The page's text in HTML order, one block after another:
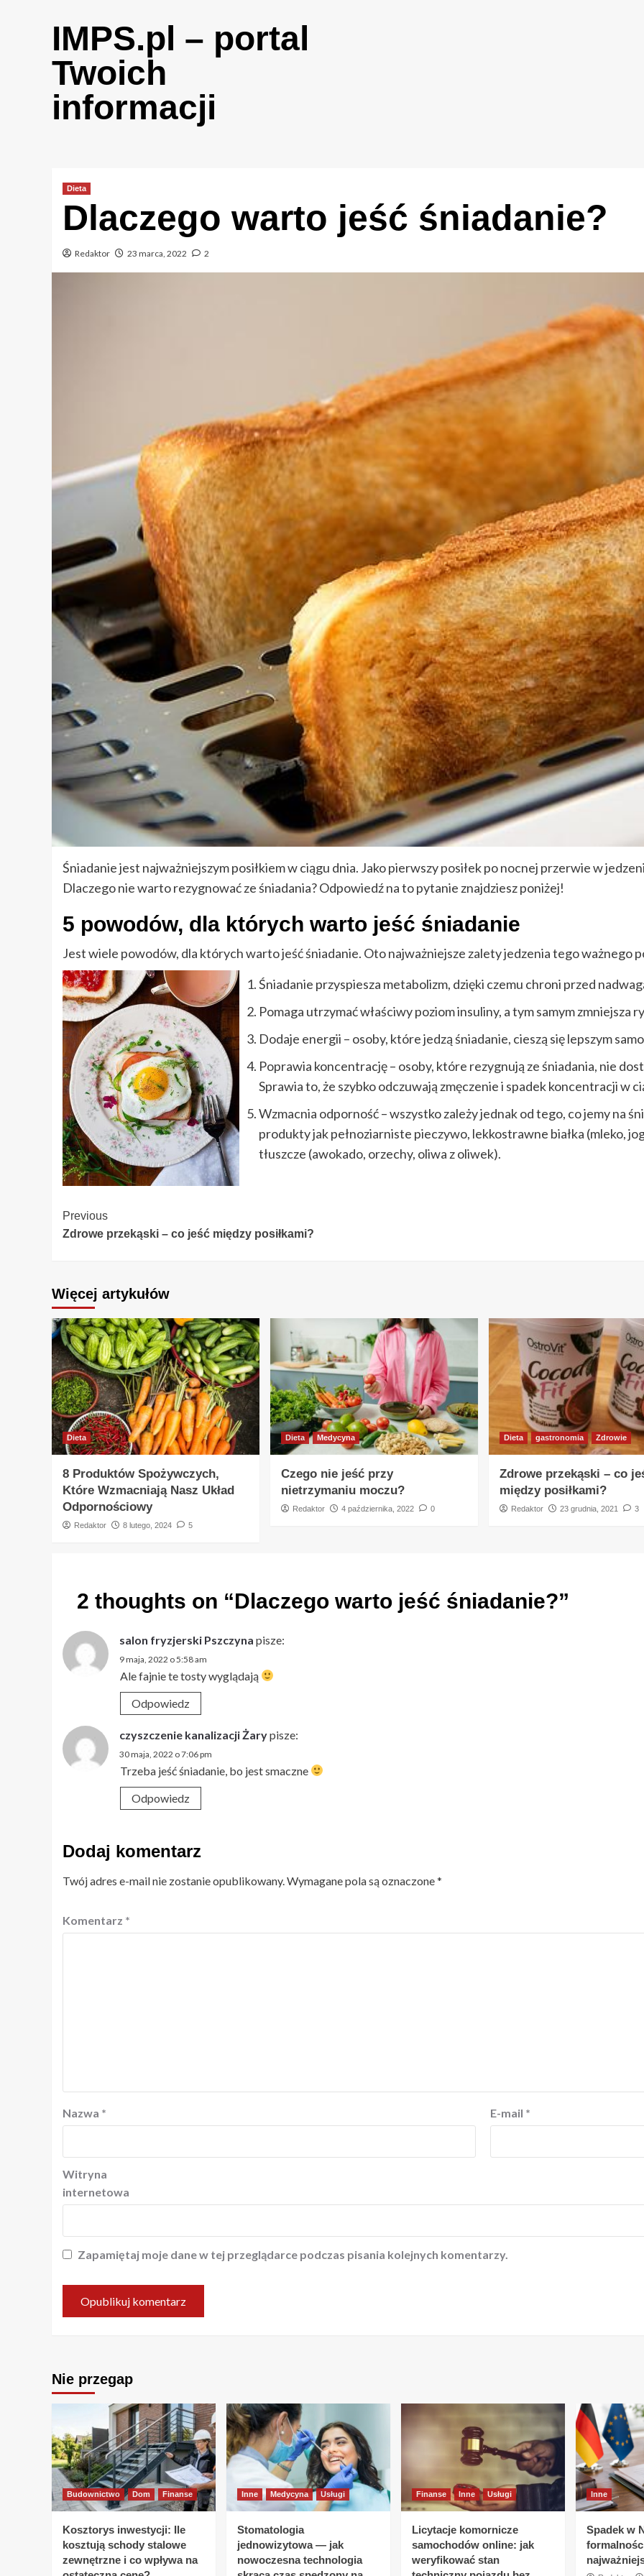
IMPS.pl – portal
Twoich
informacji
Dieta
Dlaczego warto jeść śniadanie?
Redaktor 23 marca, 2022 2
Śniadanie jest najważniejszym posiłkiem w ciągu dnia. Jako pierwszy posiłek po nocnej przerwie w
Dlaczego nie warto rezygnować ze śniadania? Odpowiedź na to pytanie znajdziesz poniżej!
5 powodów, dla których warto jeść śniadanie
Jest wiele powodów, dla których warto jeść śniadanie. Oto najważniejsze zalety jedzenia tego ważnego
Śniadanie przyspiesza metabolizm, dzięki czemu chroni przed
Pomaga utrzymać właściwy poziom insuliny, a tym samym zmniejsza
Dodaje energii – osoby, które jedzą śniadanie, cieszą się lepszym
Poprawia koncentrację – osoby, które rezygnują ze śniadania, nie
Sprawia to, że szybko odczuwają zmęczenie i spadek koncentracji w
Wzmacnia odporność – wszystko zależy jednak od tego, co jemy na
produkty jak pełnoziarniste pieczywo, lekkostrawne białka (mleko,
tłuszcze (awokado, orzechy, oliwa z oliwek).
Continue
Reading
Previous
Zdrowe przekąski – co jeść między posiłkami?
Więcej artykułów
Dieta
8 Produktów Spożywczych,
Które Wzmacniają Nasz Układ
Odpornościowy
Redaktor 8 lutego, 2024 5
Dieta Medycyna
Czego nie jeść przy
nietrzymaniu moczu?
Redaktor 4 października, 2022 0
Dieta gastronomia Zdrowie
Zdrowe przekąski – co
między posiłkami?
Redaktor 23 grudnia, 2021 3
2 thoughts on “Dlaczego warto jeść śniadanie?”
salon fryzjerski Pszczyna pisze:
9 maja, 2022 o 5:58 am
Ale fajnie te tosty wyglądają
Odpowiedz
czyszczenie kanalizacji Żarypisze:
30 maja, 2022 o 7:06 pm
Trzeba jeść śniadanie, bo jest smaczne
Odpowiedz
Dodaj komentarz
Twój adres e-mail nie zostanie opublikowany. Wymagane pola są oznaczone*
Komentarz *
Nazwa * E-mail *
Witryna
internetowa
Zapamiętaj moje dane w tej przeglądarce podczas pisania kolejnych komentarzy.
Nie przegap
Budownictwo Dom Finanse
Kosztorys inwestycji: Ile
kosztują schody stalowe
zewnętrzne i co wpływa na
Inne Medycyna Usługi
Stomatologia
jednowizytowa — jak
nowoczesna technologia
Finanse Inne Usługi
Licytacje komornicze
samochodów online: jak
weryfikować stan
Inne
Spadek w